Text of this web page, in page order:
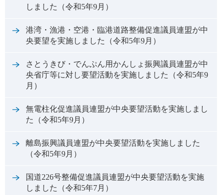
しました（令和5年9月）
港湾・漁港・空港・臨港道路整備促進議員連盟が中
央要望を実施しました（令和5年9月）
さとうきび・でんぷん用かんしょ振興議員連盟が中
央省庁等に対し要望活動を実施しました（令和5年9
月）
無電柱化促進議員連盟が中央要望活動を実施しまし
た（令和5年9月）
離島振興議員連盟が中央要望活動を実施しました
（令和5年9月）
国道226号整備促進議員連盟が中央要望活動を実施
しました（令和5年7月）